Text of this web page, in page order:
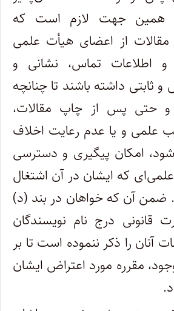
همین جهت لازم است که
از اعضای هیأت علمی
و اطلاعات تماس، نشانی و
داشته باشند تا چنانچه
حتی پس از چاپ مقالات،
علمی و یا عدم رعایت اخلاف
امکان پیگیری و دسترسی
علمی‌ای که ایشان در آن اشتغال
ضمن آن که خواهان در بند (د)
قانونی درج نام نویسندگان
را ذکر ننموده است تا بر
مقرره مورد اعتراض ایشان